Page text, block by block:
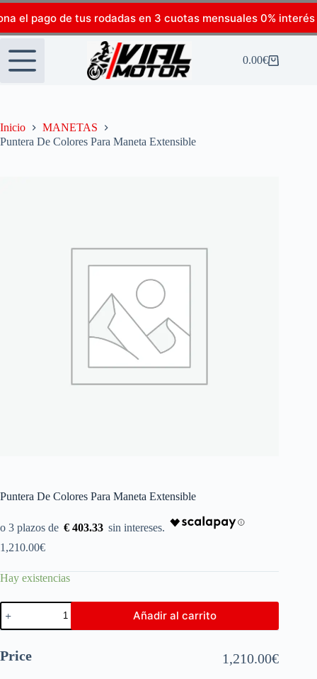
el pago de tus rodadas en 3 cuotas mensuales 0% interés
0.00€
Inicio
MANETAS
Puntera De Colores Para Maneta Extensible
Puntera De Colores Para Maneta Extensible
€ 403.33
1,210.00€
Hay existencias
Añadir al carrito
Price 1,210.00€